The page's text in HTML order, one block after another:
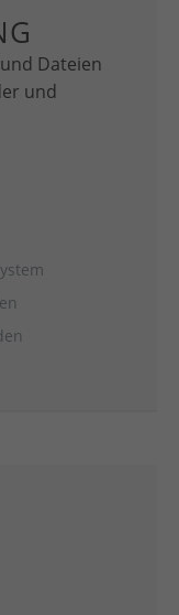
Dateien
und